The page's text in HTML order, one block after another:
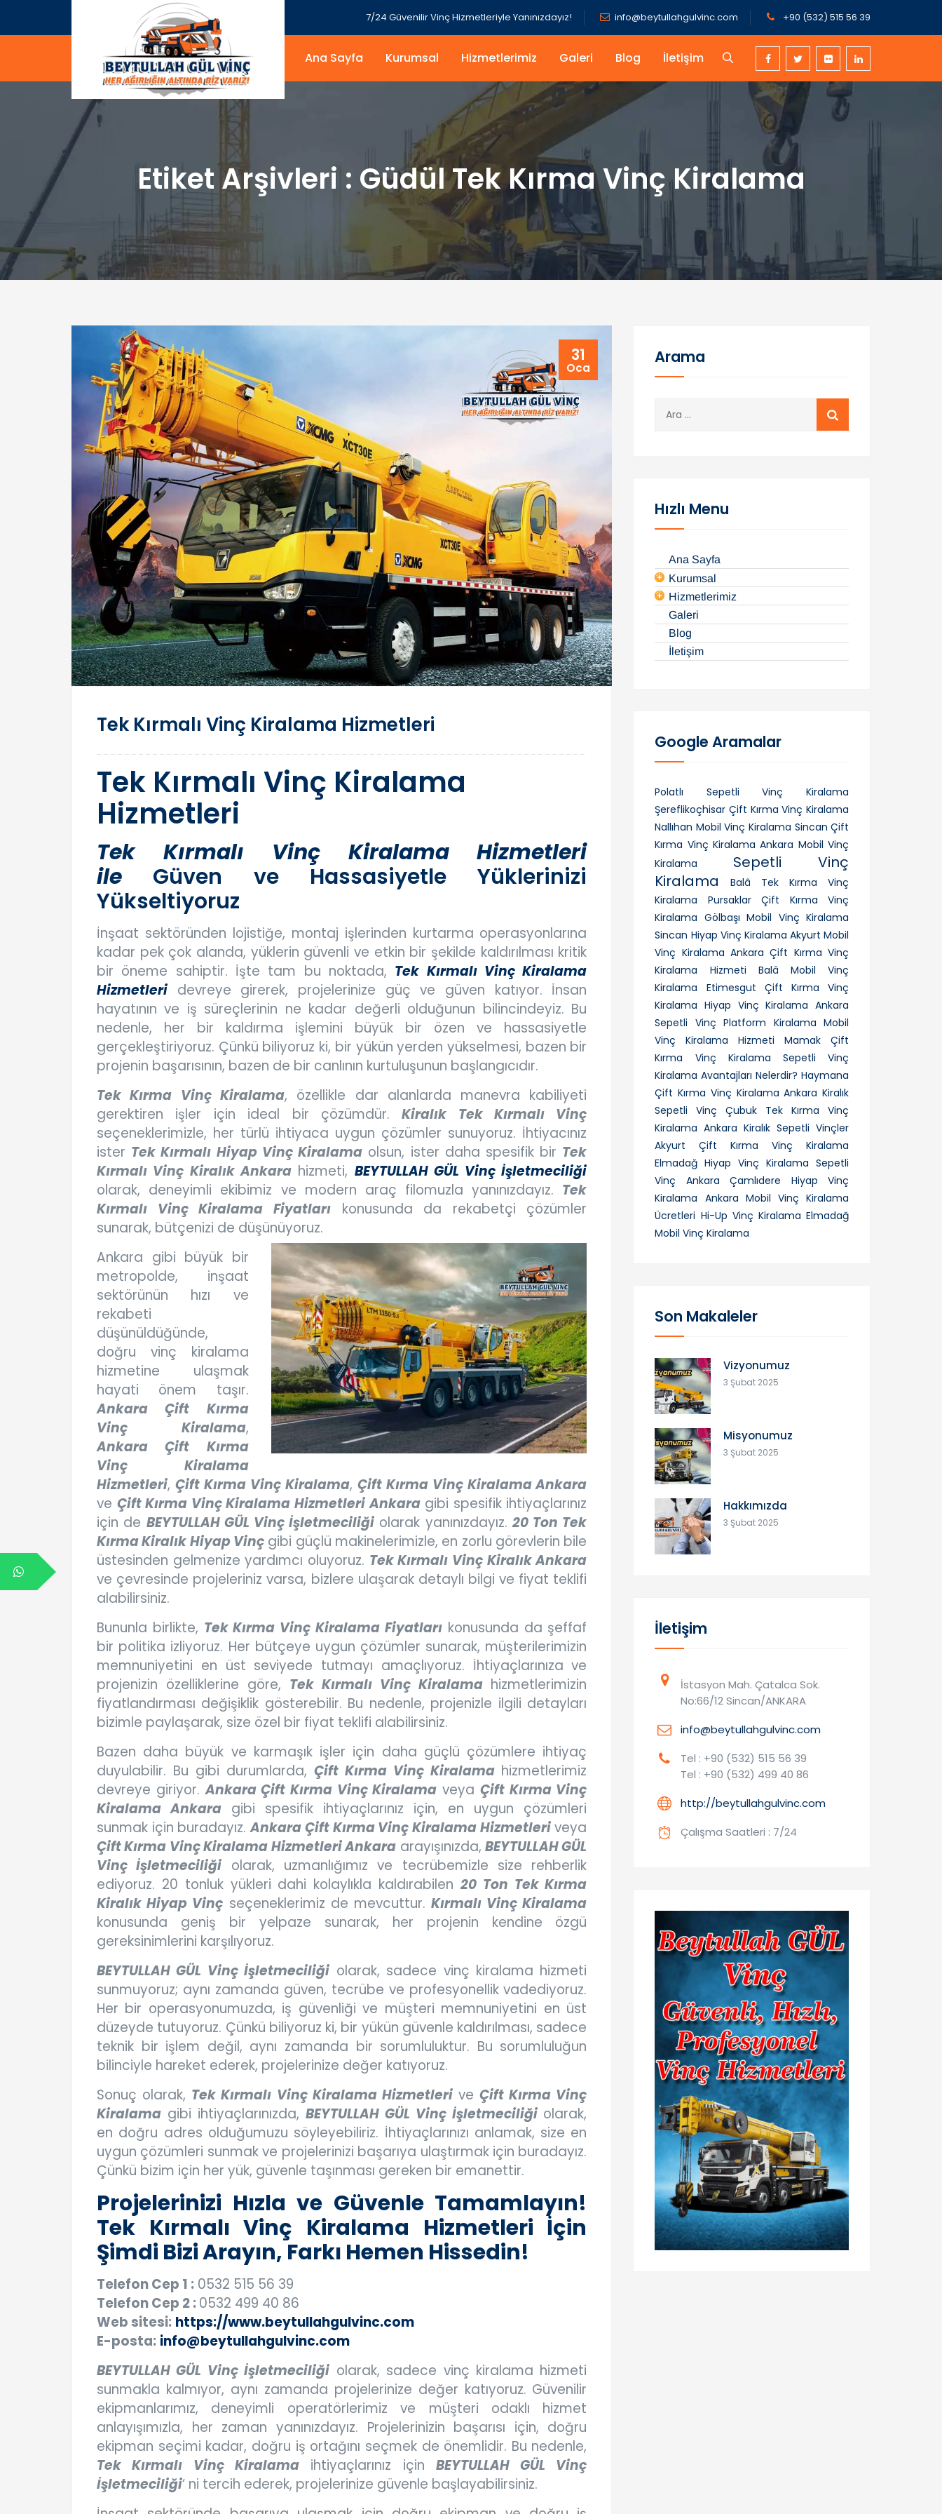
7/24 Güvenilir Vinç Hizmetleriyle Yanınızdayız! info@beytullahgulvinc.com +90 (532) 515 56 39
Ana Sayfa Kurumsal Hizmetlerimiz Galeri Blog İletişim
Etiket Arşivleri : Güdül Tek Kırma Vinç Kiralama
31
Oca
Tek Kırmalı Vinç Kiralama Hizmetleri
Tek Kırmalı Vinç Kiralama
Hizmetleri
Tek Kırmalı Vinç Kiralama Hizmetleri
ile Güven ve Hassasiyetle Yüklerinizi
Yükseltiyoruz
İnşaat sektöründen lojistiğe, montaj işlerinden kurtarma operasyonlarına
kadar pek çok alanda, yüklerin güvenli ve etkin bir şekilde kaldırılması kritik
bir öneme sahiptir. İşte tam bu noktada, Tek Kırmalı Vinç Kiralama
Hizmetleri devreye girerek, projelerinize güç ve güven katıyor. İnsan
hayatının ve iş süreçlerinin ne kadar değerli olduğunun bilincindeyiz. Bu
nedenle, her bir kaldırma işlemini büyük bir özen ve hassasiyetle
gerçekleştiriyoruz. Çünkü biliyoruz ki, bir yükün yerden yükselmesi, bazen bir
projenin başarısının, bazen de bir canlının kurtuluşunun başlangıcıdır.
Tek Kırma Vinç Kiralama, özellikle dar alanlarda manevra kabiliyeti
gerektiren işler için ideal bir çözümdür.Kiralık Tek Kırmalı Vinç
seçeneklerimizle, her türlü ihtiyaca uygun çözümler sunuyoruz. İhtiyacınız
ister Tek Kırmalı Hiyap Vinç Kiralama olsun, ister daha spesifik bir Tek
Kırmalı Vinç Kiralık Ankarahizmeti, BEYTULLAH GÜL Vinç İşletmeciliği
olarak, deneyimli ekibimiz ve modern araç filomuzla yanınızdayız. Tek
Kırmalı Vinç Kiralama Fiyatlarıkonusunda da rekabetçi çözümler
sunarak, bütçenizi de düşünüyoruz.
Ankara gibi büyük bir
metropolde, inşaat
sektörünün hızı ve
rekabeti
düşünüldüğünde,
doğru vinç kiralama
hizmetine ulaşmak
hayati önem taşır.
Ankara Çift Kırma
Vinç Kiralama,
Ankara Çift Kırma
Vinç Kiralama
Hizmetleri, Çift Kırma Vinç Kiralama, Çift Kırma Vinç Kiralama Ankara
ve Çift Kırma Vinç Kiralama Hizmetleri Ankaragibi spesifik ihtiyaçlarınız
için de BEYTULLAH GÜL Vinç İşletmeciliği olarak yanınızdayız. 20 Ton Tek
Kırma Kiralık Hiyap Vinç gibi güçlü makinelerimizle, en zorlu görevlerin bile
üstesinden gelmenize yardımcı oluyoruz. Tek Kırmalı Vinç Kiralık Ankara
ve çevresinde projeleriniz varsa, bizlere ulaşarak detaylı bilgi ve fiyat teklifi
alabilirsiniz.
Bununla birlikte, Tek Kırma Vinç Kiralama Fiyatlarıkonusunda da şeffaf
bir politika izliyoruz. Her bütçeye uygun çözümler sunarak, müşterilerimizin
memnuniyetini en üst seviyede tutmayı amaçlıyoruz. İhtiyaçlarınıza ve
projenizin özelliklerine göre, Tek Kırmalı Vinç Kiralamahizmetlerimizin
fiyatlandırması değişiklik gösterebilir. Bu nedenle, projenizle ilgili detayları
bizimle paylaşarak, size özel bir fiyat teklifi alabilirsiniz.
Bazen daha büyük ve karmaşık işler için daha güçlü çözümlere ihtiyaç
duyulabilir. Bu gibi durumlarda, Çift Kırma Vinç Kiralamahizmetlerimiz
devreye giriyor.Ankara Çift Kırma Vinç Kiralama veya Çift Kırma Vinç
Kiralama Ankara gibi spesifik ihtiyaçlarınız için, en uygun çözümleri
sunmak için buradayız.Ankara Çift Kırma Vinç Kiralama Hizmetleriveya
Çift Kırma Vinç Kiralama Hizmetleri Ankara arayışınızda,BEYTULLAH GÜL
Vinç İşletmeciliği olarak, uzmanlığımız ve tecrübemizle size rehberlik
ediyoruz. 20 tonluk yükleri dahi kolaylıkla kaldırabilen 20 Ton Tek Kırma
Kiralık Hiyap Vinç seçeneklerimiz de mevcuttur.Kırmalı Vinç Kiralama
konusunda geniş bir yelpaze sunarak, her projenin kendine özgü
gereksinimlerini karşılıyoruz.
BEYTULLAH GÜL Vinç İşletmeciliği olarak, sadece vinç kiralama hizmeti
sunmuyoruz; aynı zamanda güven, tecrübe ve profesyonellik vadediyoruz.
Her bir operasyonumuzda, iş güvenliği ve müşteri memnuniyetini en üst
düzeyde tutuyoruz. Çünkü biliyoruz ki, bir yükün güvenle kaldırılması, sadece
teknik bir işlem değil, aynı zamanda bir sorumluluktur. Bu sorumluluğun
bilinciyle hareket ederek, projelerinize değer katıyoruz.
Sonuç olarak, Tek Kırmalı Vinç Kiralama HizmetleriveÇift Kırma Vinç
Kiralama gibi ihtiyaçlarınızda, BEYTULLAH GÜL Vinç İşletmeciliğiolarak,
en doğru adres olduğumuzu söyleyebiliriz. İhtiyaçlarınızı anlamak, size en
uygun çözümleri sunmak ve projelerinizi başarıya ulaştırmak için buradayız.
Çünkü bizim için her yük, güvenle taşınması gereken bir emanettir.
Projelerinizi Hızla ve Güvenle Tamamlayın!
Tek Kırmalı Vinç Kiralama Hizmetleri İçin
Şimdi Bizi Arayın, Farkı Hemen Hissedin!
Telefon Cep 1 : 0532 515 56 39
Telefon Cep 2 :0532 499 40 86
Web sitesi: https://www.beytullahgulvinc.com
E-posta: info@beytullahgulvinc.com
BEYTULLAH GÜL Vinç İşletmeciliği olarak, sadece vinç kiralama hizmeti
sunmakla kalmıyor, aynı zamanda projelerinize değer katıyoruz. Güvenilir
ekipmanlarımız, deneyimli operatörlerimiz ve müşteri odaklı hizmet
anlayışımızla, her zaman yanınızdayız. Projelerinizin başarısı için, doğru
ekipman seçimi kadar, doğru iş ortağını seçmek de önemlidir. Bu nedenle,
Tek Kırmalı Vinç Kiralamaihtiyaçlarınız için BEYTULLAH GÜL Vinç
İşletmeciliği‘ ni tercih ederek, projelerinize güvenle başlayabilirsiniz.
Arama
Hızlı Menu
Ana Sayfa
Kurumsal
Hizmetlerimiz
Galeri
Blog
İletişim
Google Aramalar
Polatlı Sepetli Vinç Kiralama
Şereflikoçhisar Çift Kırma Vinç Kiralama
Nallıhan Mobil Vinç Kiralama Sincan Çift
Kırma Vinç Kiralama Ankara Mobil Vinç
Kiralama
Sepetli Vinç
Kiralama
Balâ Tek Kırma Vinç
Kiralama
Pursaklar Çift Kırma Vinç
Kiralama Gölbaşı Mobil Vinç Kiralama
Sincan Hiyap Vinç Kiralama Akyurt Mobil
Vinç Kiralama Ankara Çift Kırma Vinç
Kiralama Hizmeti
Balâ Mobil Vinç
Kiralama
Etimesgut Çift Kırma Vinç
Kiralama Hiyap Vinç Kiralama Ankara
Sepetli Vinç Platform Kiralama Mobil
Vinç Kiralama Hizmeti
Mamak Çift
Kırma Vinç Kiralama
Sepetli Vinç
Kiralama Avantajları Nelerdir? Haymana
Çift Kırma Vinç Kiralama Ankara Kiralık
Sepetli Vinç
Çubuk Tek Kırma Vinç
Kiralama Ankara Kiralık Sepetli Vinçler
Akyurt Çift Kırma Vinç Kiralama
Elmadağ Hiyap Vinç Kiralama Sepetli
Vinç Ankara
Çamlıdere Hiyap Vinç
Kiralama Ankara Mobil Vinç Kiralama
Ücretleri Hi-Up Vinç Kiralama Elmadağ
Mobil Vinç Kiralama
Son Makaleler
Vizyonumuz
3 Şubat 2025
Misyonumuz
3 Şubat 2025
Hakkımızda
3 Şubat 2025
İletişim
İstasyon Mah. Çatalca Sok.
No:66/12 Sincan/ANKARA
info@beytullahgulvinc.com
Tel : +90 (532) 515 56 39
Tel : +90 (532) 499 40 86
http://beytullahgulvinc.com
Çalışma Saatleri : 7/24